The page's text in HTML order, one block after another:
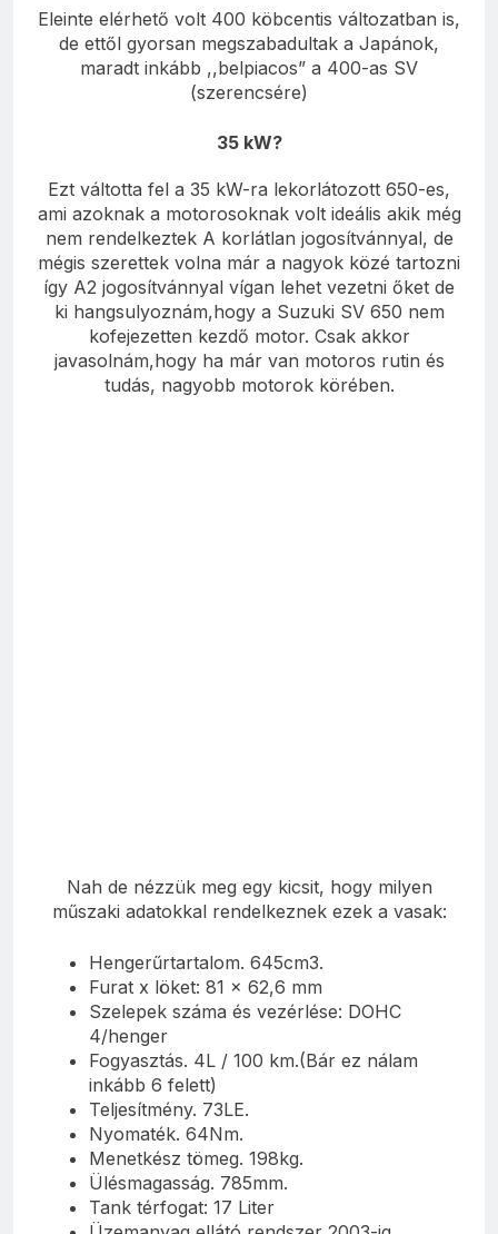
Eleinte elérhető volt 400 köbcentis változatban is,
de ettől gyorsan megszabadultak a Japánok,
maradt inkább ,,belpiacos” a 400-as SV
(szerencsére)
35 kW?
Ezt váltotta fel a 35 kW-ra lekorlátozott 650-es,
ami azoknak a motorosoknak volt ideális akik még
nem rendelkeztek A korlátlan jogosítvánnyal, de
mégis szerettek volna már a nagyok közé tartozni
így A2 jogosítvánnyal vígan lehet vezetni őket de
ki hangsulyoznám,hogy a Suzuki SV 650 nem
kofejezetten kezdő motor. Csak akkor
javasolnám,hogy ha már van motoros rutin és
tudás, nagyobb motorok körében.
Nah de nézzük meg egy kicsit, hogy milyen
műszaki adatokkal rendelkeznek ezek a vasak:
Hengerűrtartalom. 645cm3.
Furat x löket: 81 x 62,6 mm
Szelepek száma és vezérlése: DOHC
4/henger
Fogyasztás. 4L / 100 km.(Bár ez nálam
inkább 6 felett)
Teljesítmény. 73LE.
Nyomaték. 64Nm.
Menetkész tömeg. 198kg.
Ülésmagasság. 785mm.
Tank térfogat: 17 Liter